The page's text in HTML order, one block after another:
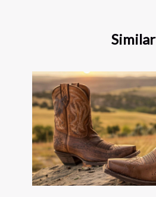
Similar